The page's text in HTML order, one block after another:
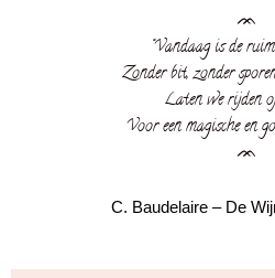
ᨏ
“Vandaag is de
Zonder bit, zonder
Laten we rijden
Voor een magische en
ᨏ
C. Baudelaire – De